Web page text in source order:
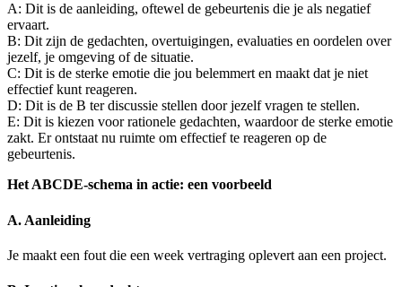
A: Dit is de aanleiding, oftewel de gebeurtenis die je als negatief
ervaart.
B: Dit zijn de gedachten, overtuigingen, evaluaties en oordelen over
jezelf, je omgeving of de situatie.
C: Dit is de sterke emotie die jou belemmert en maakt dat je niet
effectief kunt reageren.
D: Dit is de B ter discussie stellen door jezelf vragen te stellen.
E: Dit is kiezen voor rationele gedachten, waardoor de sterke emotie
zakt. Er ontstaat nu ruimte om effectief te reageren op de
gebeurtenis.
Het ABCDE-schema in actie: een voorbeeld
A. Aanleiding
Je maakt een fout die een week vertraging oplevert aan een project.